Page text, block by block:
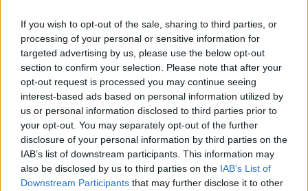
If you wish to opt-out of the sale, sharing to third parties, or
processing of your personal or sensitive information for
targeted advertising by us, please use the below opt-out
section to confirm your selection. Please note that after your
opt-out request is processed you may continue seeing
interest-based ads based on personal information utilized by
us or personal information disclosed to third parties prior to
your opt-out. You may separately opt-out of the further
disclosure of your personal information by third parties on the
IAB’s list of downstream participants. This information may
also be disclosed by us to third parties on the IAB’s List of
Downstream Participants that may further disclose it to other